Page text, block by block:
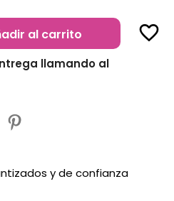
al carrito favorite_border
llamando al
y de confianza